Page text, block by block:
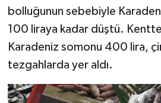
bolluğunun sebebiyle
100 liraya kadar düştü.
Karadeniz somonu 400 lira,
tezgahlarda yer aldı.